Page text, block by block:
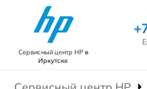
Сервисный центр HPв
Иркутске